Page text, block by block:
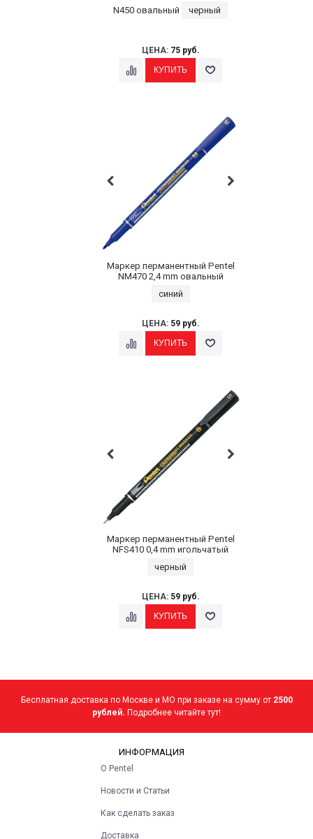
N450 овальный
черный
ЦЕНА: 75 руб.
Маркер перманентный Pentel
NM470 2,4 mm овальный
синий
ЦЕНА: 59 руб.
Маркер перманентный Pentel
NFS410 0,4 mm игольчатый
черный
ЦЕНА: 59 руб.
Бесплатная доставка по Москве и МО при заказе на сумму от 2500
рублей. Подробнее читайте тут!
ИНФОРМАЦИЯ
О Pentel
Новости и Статьи
Как сделать заказ
Доставка